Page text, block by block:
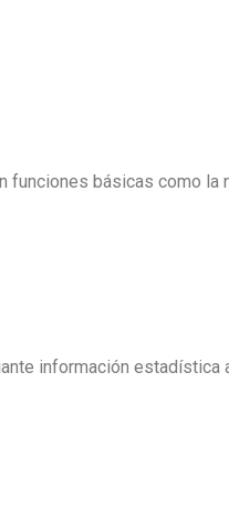
básicas como
información estadística